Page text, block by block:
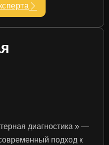
диагностика » —
подход к